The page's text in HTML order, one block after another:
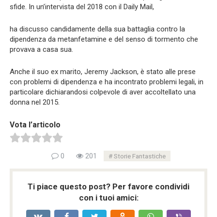
sfide. In un’intervista del 2018 con il Daily Mail,
ha discusso candidamente della sua battaglia contro la
dipendenza da metanfetamine e del senso di tormento che
provava a casa sua.
Anche il suo ex marito, Jeremy Jackson, è stato alle prese
con problemi di dipendenza e ha incontrato problemi legali, in
particolare dichiarandosi colpevole di aver accoltellato una
donna nel 2015.
Vota l’articolo
0 201 Storie Fantastiche
Ti piace questo post? Per favore condividi
con i tuoi amici: